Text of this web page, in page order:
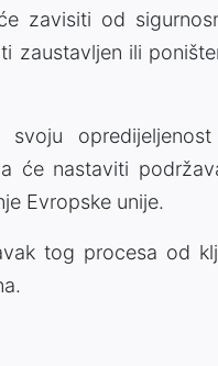
zavisiti od
zaustavljen ili
svoju
će nastaviti
Evropske unije.
tog procesa od